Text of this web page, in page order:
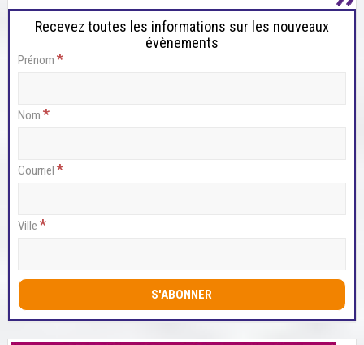
Recevez toutes les informations sur les nouveaux
évènements
Prénom *
Nom *
Courriel *
Ville *